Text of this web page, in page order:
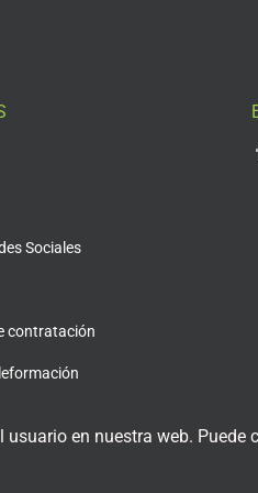
Sociales
contratación
en nuestra web.